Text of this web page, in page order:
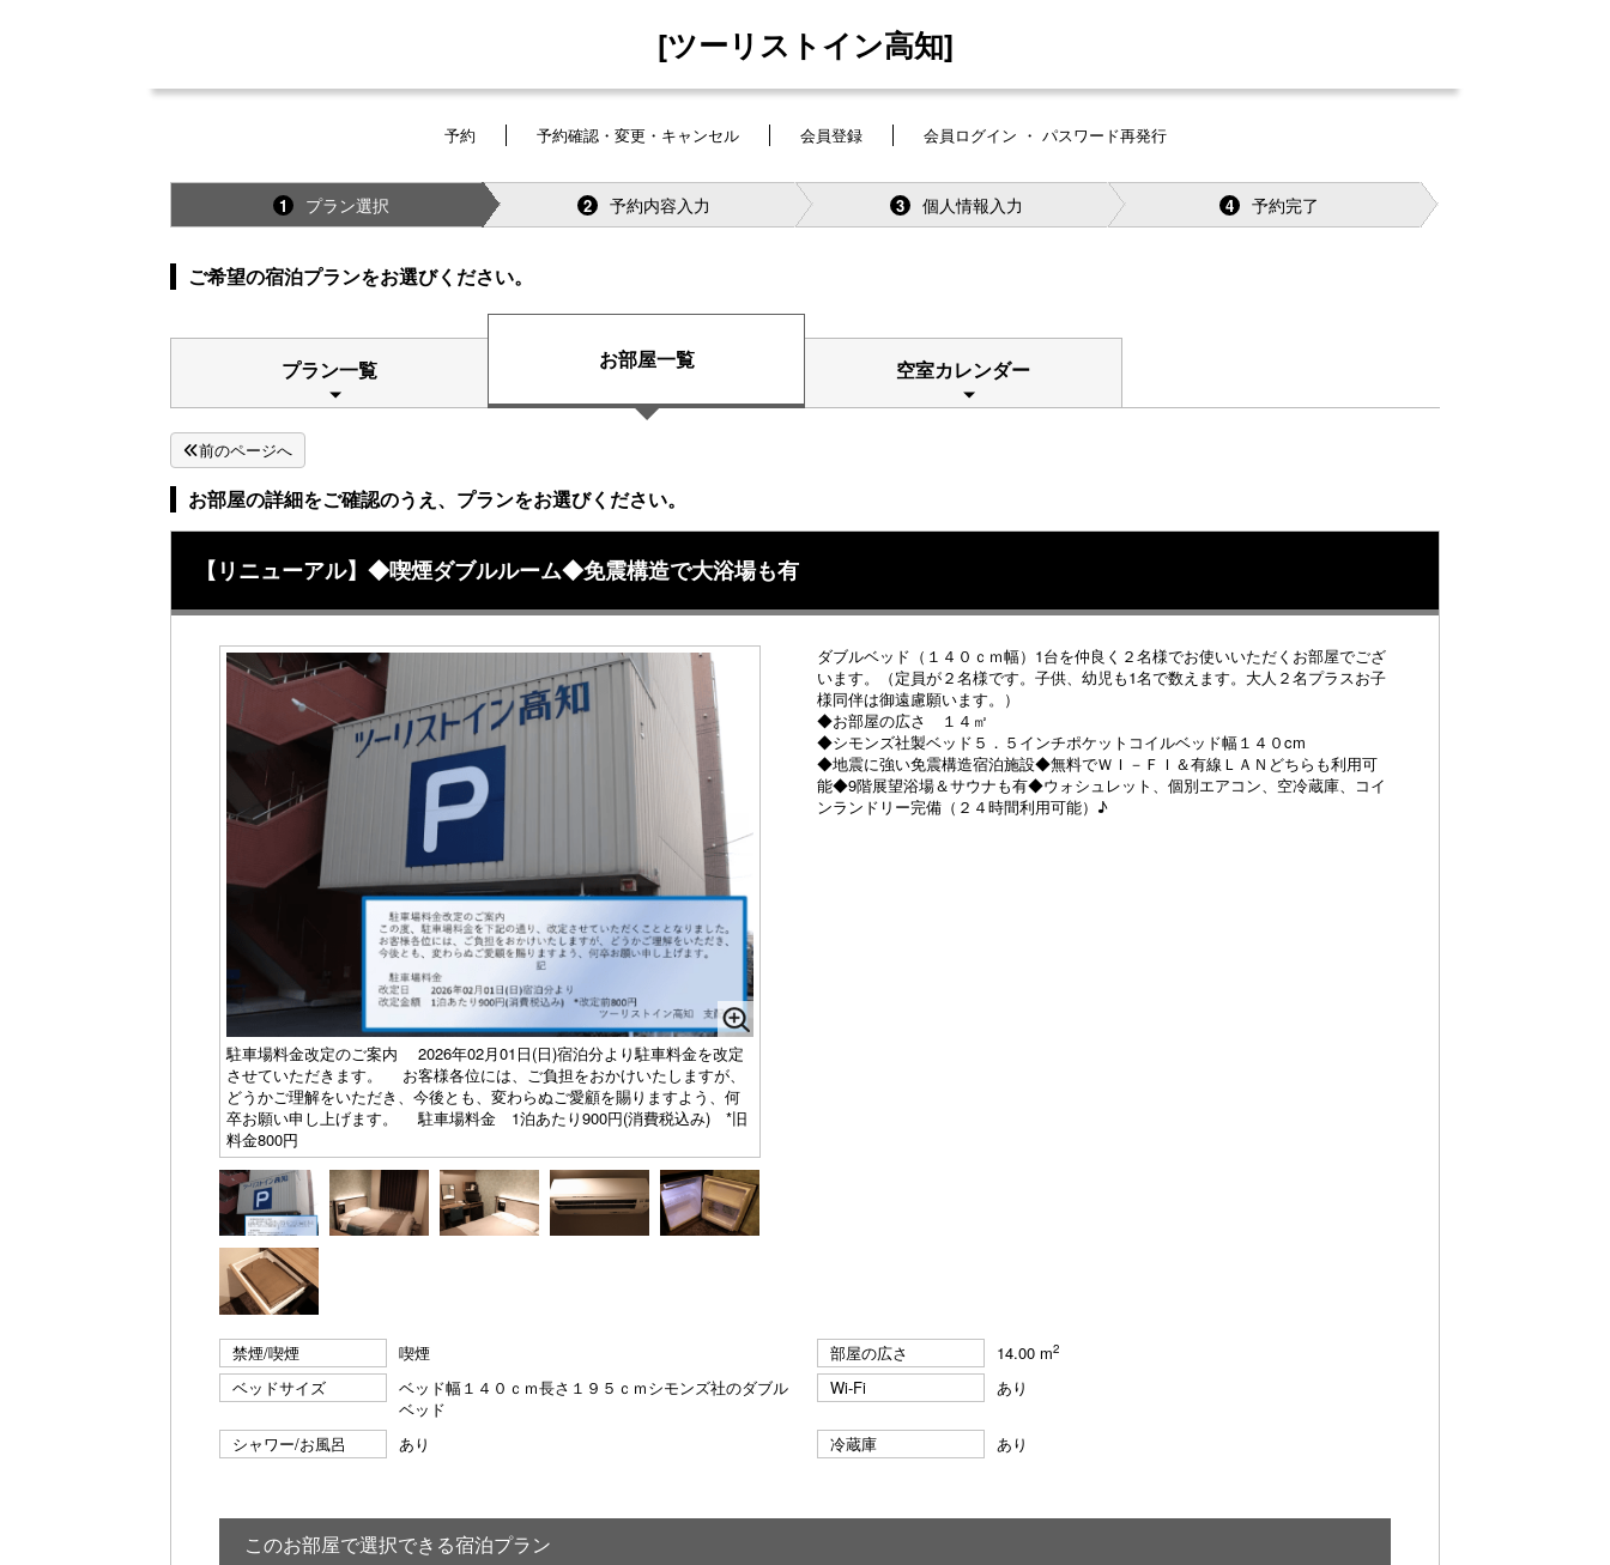
[ツーリストイン高知]
予約 予約確認・変更・キャンセル 会員登録 会員ログイン ・ パスワード再発行
1 プラン選択 2 予約内容入力 3 個人情報入力 4 予約完了
ご希望の宿泊プランをお選びください。
プラン一覧 お部屋一覧 空室カレンダー
前のページへ
お部屋の詳細をご確認のうえ、プランをお選びください。
【リニューアル】◆喫煙ダブルルーム◆免震構造で大浴場も有
駐車場料金改定のご案内 2026年02月01日(日)宿泊分より駐車料金を改定
させていただきます。 お客様各位には、ご負担をおかけいたしますが、
どうかご理解をいただき、今後とも、変わらぬご愛顧を賜りますよう、何
卒お願い申し上げます。 駐車場料金 1泊あたり900円(消費税込み) *旧
料金800円
ダブルベッド（１４０ｃｍ幅）1台を仲良く２名様でお使いいただくお部屋でござ
います。（定員が２名様です。子供、幼児も1名で数えます。大人２名プラスお子
様同伴は御遠慮願います。）
◆お部屋の広さ １４㎡
◆シモンズ社製ベッド５．５インチポケットコイルベッド幅１４０cm
◆地震に強い免震構造宿泊施設◆無料でＷＩ－ＦＩ＆有線ＬＡＮどちらも利用可
能◆9階展望浴場＆サウナも有◆ウォシュレット、個別エアコン、空冷蔵庫、コイ
ンランドリー完備（２４時間利用可能）♪
禁煙/喫煙 喫煙 部屋の広さ 14.00 m2
ベッドサイズ
ベッド幅１４０ｃｍ長さ１９５ｃｍシモンズ社のダブル
ベッド
Wi-Fi あり
シャワー/お風呂 あり 冷蔵庫 あり
このお部屋で選択できる宿泊プラン